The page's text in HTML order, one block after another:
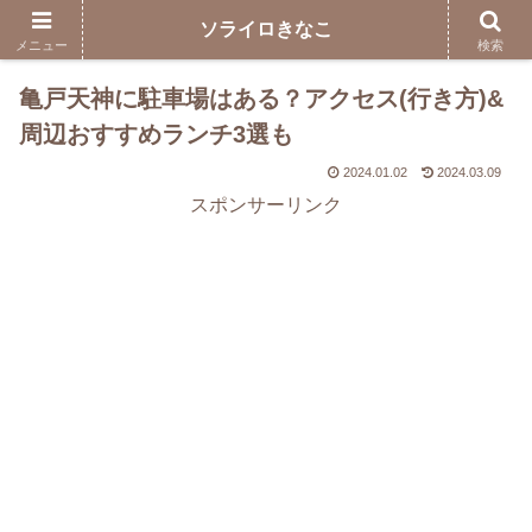
亀戸天神に駐車場はある？アクセス(行き方)&
周辺おすすめランチ3選も
2024.01.02 2024.03.09
スポンサーリンク
メニュー
ソライロきなこ
検索